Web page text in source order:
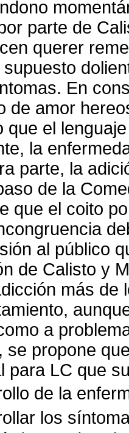
parte de
querer
supuesto
En
de amor
que el
la
parte, la
de la
que el coito
al público
de Calisto y
más de
a
se propone
para LC que
de la
los